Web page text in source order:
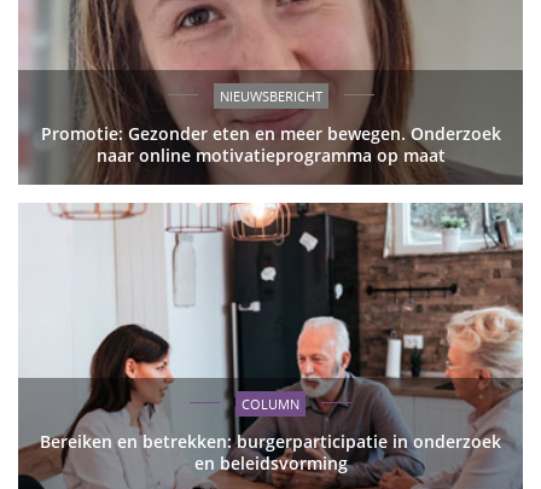
NIEUWSBERICHT
Promotie: Gezonder eten en meer bewegen. Onderzoek
naar online motivatieprogramma op maat
COLUMN
Bereiken en betrekken: burgerparticipatie in onderzoek
en beleidsvorming